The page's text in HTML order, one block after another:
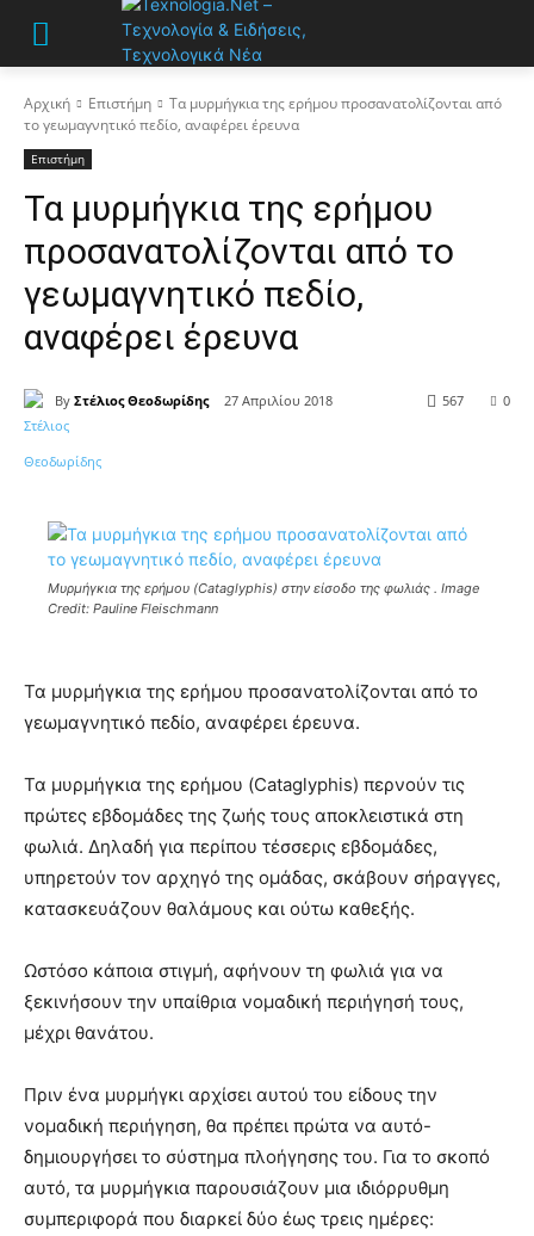
Αρχική Επιστήμη
Τα μυρμήγκια της ερήμου προσανατολίζονται από
το γεωμαγνητικό πεδίο, αναφέρει έρευνα
Επιστήμη
Τα μυρμήγκια της ερήμου
προσανατολίζονται από το
γεωμαγνητικό πεδίο,
αναφέρει έρευνα
By Στέλιος Θεοδωρίδης 27 Απριλίου 2018 0
567
Μυρμήγκια της ερήμου (Cataglyphis) στην είσοδο της φωλιάς . Image
Credit: Pauline Fleischmann
Τα μυρμήγκια της ερήμου προσανατολίζονται από το
γεωμαγνητικό πεδίο, αναφέρει έρευνα.
Τα μυρμήγκια της ερήμου (Cataglyphis) περνούν τις
πρώτες εβδομάδες της ζωής τους αποκλειστικά στη
φωλιά. Δηλαδή για περίπου τέσσερις εβδομάδες,
υπηρετούν τον αρχηγό της ομάδας, σκάβουν σήραγγες,
κατασκευάζουν θαλάμους και ούτω καθεξής.
Ωστόσο κάποια στιγμή, αφήνουν τη φωλιά για να
ξεκινήσουν την υπαίθρια νομαδική περιήγησή τους,
μέχρι θανάτου.
Πριν ένα μυρμήγκι αρχίσει αυτού του είδους την
νομαδική περιήγηση, θα πρέπει πρώτα να αυτό-
δημιουργήσει το σύστημα πλοήγησης του. Για το σκοπό
αυτό, τα μυρμήγκια παρουσιάζουν μια ιδιόρρυθμη
συμπεριφορά που διαρκεί δύο έως τρεις ημέρες: